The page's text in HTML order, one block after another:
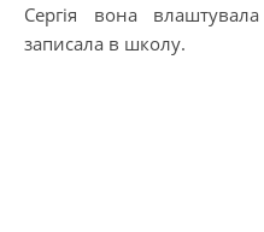
Сергія вона
записала в школу.